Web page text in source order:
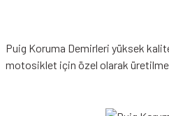
Puig Koruma Demirleri yüksek
motosiklet için özel olarak